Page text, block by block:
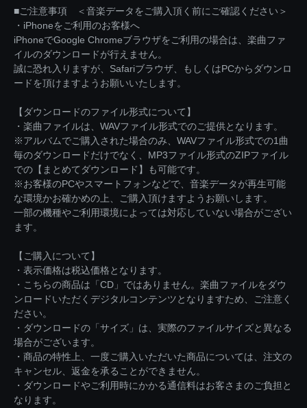
■ご注意事項 ＜音楽データをご購入頂く前にご確認ください＞
・iPhoneをご利用のお客様へ
iPhoneでGoogle Chromeブラウザをご利用の場合は、楽曲ファ
イルのダウンロードが行えません。
誠に恐れ入りますが、Safariブラウザ、もしくはPCからダウンロ
ードを頂けますようお願いいたします。
【ダウンロードのファイル形式について】
・楽曲ファイルは、WAVファイル形式でのご提供となります。
※アルバムでご購入された場合のみ、WAVファイル形式での1曲
毎のダウンロードだけでなく、MP3ファイル形式のZIPファイル
での【まとめてダウンロード】も可能です。
※お客様のPCやスマートフォンなどで、音楽データが再生可能
な環境かお確かめの上、ご購入頂けますようお願いします。
一部の機種やご利用環境によっては対応していない場合がござい
ます。
【ご購入について】
・表示価格は税込価格となります。
・こちらの商品は「CD」ではありません。楽曲ファイルをダウ
ンロードいただくデジタルコンテンツとなりますため、ご注意く
ださい。
・ダウンロードの「サイズ」は、実際のファイルサイズと異なる
場合がございます。
・商品の特性上、一度ご購入いただいた商品については、注文の
キャンセル、返金を承ることができません。
・ダウンロードやご利用時にかかる通信料はお客さまのご負担と
なります。